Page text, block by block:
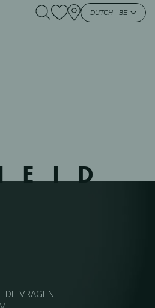
DUTCH - BE
– 21 –
VRAGEN